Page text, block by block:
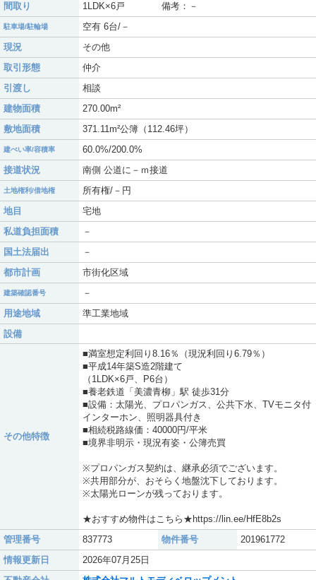
間取り
1LDK×6戸 備考：－
駐車場/駐輪場
空有 6台/－
現況
その他
取引形態
仲介
引渡し
相談
建物面積
270.00m²
敷地面積
371.11m²公簿（112.46坪）
建ぺい率/容積率
60.0%/200.0%
接道状況
南側 公道に－ｍ接道
土地権利/借地権
所有権/－円
地目
宅地
私道負担面積
－
国土法届出
－
都市計画
市街化区域
建築確認番号
－
用途地域
準工業地域
設備
その他特徴
■満室想定利回り8.16％（現況利回り6.79％）
■平成14年築S造2階建て
（1LDK×6戸、P6台）
■養老鉄道「美濃青柳」駅 徒歩31分
■設備：太陽光、プロパンガス、公共下水、TVモニタ付
インターホン、照明器具付き
■相続税路線価：40000円/平米
■境界非明示・現況有姿・公簿売買
※プロパンガス契約は、継承必須でございます。
※共用部分が、おそらく地盤沈下しております。
※太陽光ローンが残っております。
★おすすめ物件はこちら★https://lin.ee/HfE8b2s
管理番号
837773 物件番号
201961772
情報更新日
2026年07月25日